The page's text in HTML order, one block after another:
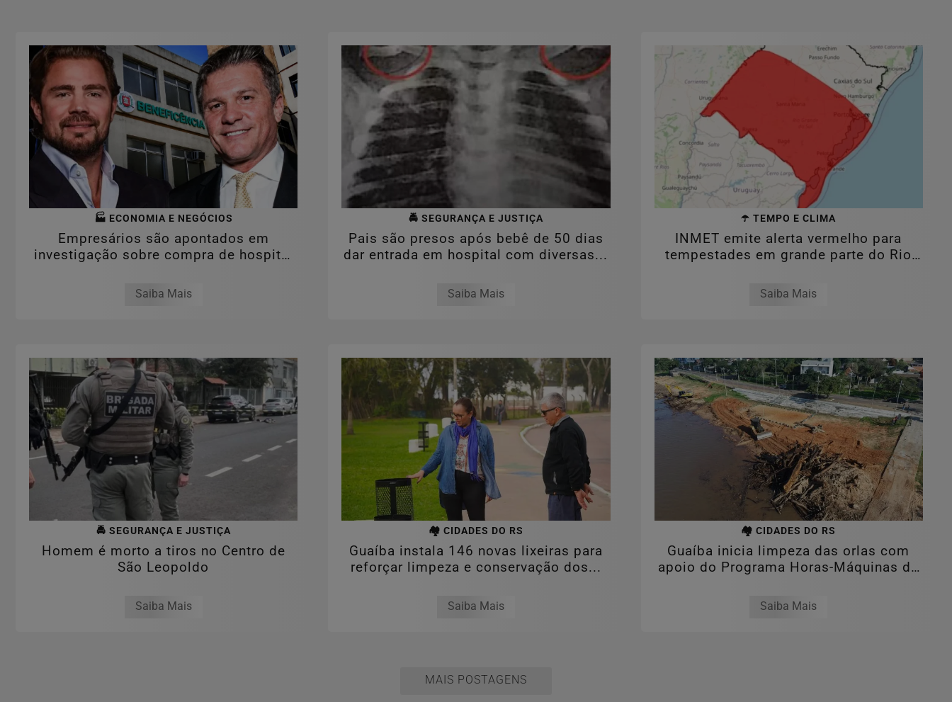
🏭 ECONOMIA E NEGÓCIOS
Empresários são apontados em
investigação sobre compra de hospital
Saiba Mais
🚔 SEGURANÇA E JUSTIÇA
Pais são presos após bebê de 50 dias
dar entrada em hospital com diversas...
Saiba Mais
☂️ TEMPO E CLIMA
INMET emite alerta vermelho para
tempestades em grande parte do Rio
Saiba Mais
🚔 SEGURANÇA E JUSTIÇA
Homem é morto a tiros no Centro de
São Leopoldo
Saiba Mais
🏘️ CIDADES DO RS
Guaíba instala 146 novas lixeiras para
reforçar limpeza e conservação dos...
Saiba Mais
🏘️ CIDADES DO RS
Guaíba inicia limpeza das orlas com
apoio do Programa Horas-Máquinas do
Saiba Mais
MAIS POSTAGENS